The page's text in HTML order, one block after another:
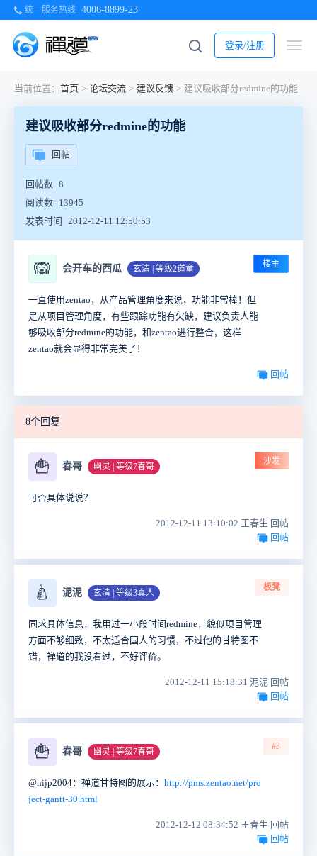
统一服务热线 4006-8899-23
登录/注册
当前位置： 首页 > 论坛交流 > 建议反馈 > 建议吸收部分redmine的功能
建议吸收部分redmine的功能
回帖
回帖数 8
阅读数 13945
发表时间
2012-12-11 12:50:53
🙉 会开车的西瓜 玄清 | 等级2道童 楼主
一直使用zentao，从产品管理角度来说，功能非常棒！但
是从项目管理角度，有些跟踪功能有欠缺，建议负责人能
够吸收部分redmine的功能，和zentao进行整合，这样
zentao就会显得非常完美了！
回帖
8个回复
🍟 春哥 幽灵 | 等级7春哥
沙发
可否具体说说？
2012-12-11 13:10:02 王春生 回帖
回帖
🍐 泥泥 玄清 | 等级3真人
板凳
同求具体信息，我用过一小段时间redmine，貌似项目管理
方面不够细致，不太适合国人的习惯，不过他的甘特图不
错，禅道的我没看过，不好评价。
2012-12-11 15:18:31 泥泥 回帖
回帖
🍟 春哥 幽灵 | 等级7春哥
#3
@nijp2004：禅道甘特图的展示： http://pms.zentao.net/pro
ject-gantt-30.html
2012-12-12 08:34:52 王春生 回帖
回帖